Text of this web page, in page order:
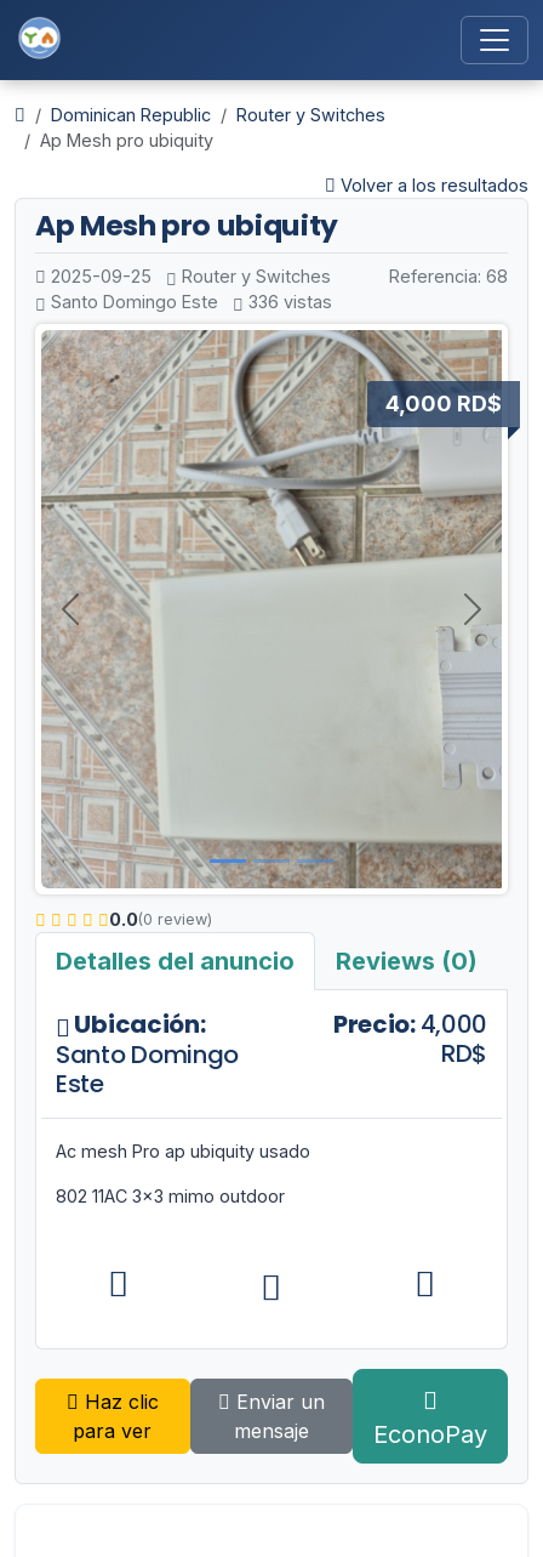
Dominican Republic
Router y Switches
Ap Mesh pro ubiquity
Volver a los resultados
Ap Mesh pro ubiquity
2025-09-25
Router y Switches
Santo Domingo Este
336 vistas
Referencia: 68
4,000 RD$
Anterior
0.0(0 review)
Detalles del anuncio Reviews (0)
Ubicación:
Santo Domingo
Este
Precio:4,000
RD$
Ac mesh Pro ap ubiquity usado
802 11AC 3x3 mimo outdoor
Haz clic
para ver
Enviar un
mensaje
EconoPay